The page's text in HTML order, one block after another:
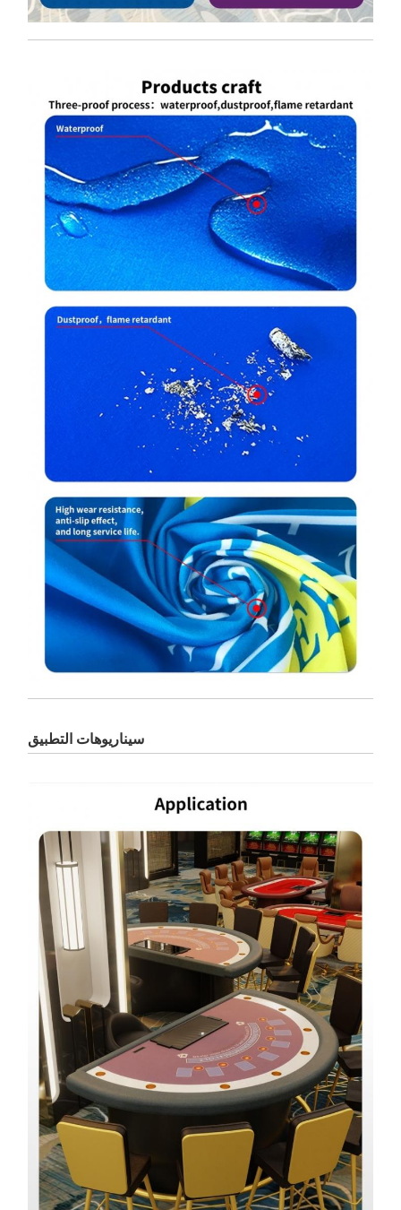
سيناريوهات التطبيق